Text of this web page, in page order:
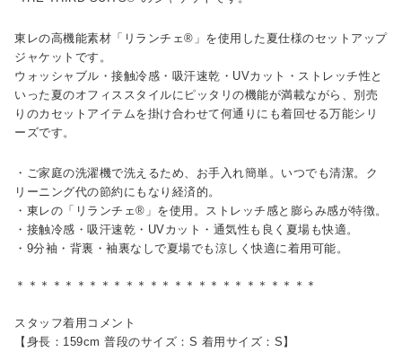
東レの高機能素材「リランチェ®」を使用した夏仕様のセットアップ
ジャケットです。
ウォッシャブル・接触冷感・吸汗速乾・UVカット・ストレッチ性と
いった夏のオフィススタイルにピッタリの機能が満載ながら、別売
りのカセットアイテムを掛け合わせて何通りにも着回せる万能シリ
ーズです。
・ご家庭の洗濯機で洗えるため、お手入れ簡単。いつでも清潔。ク
リーニング代の節約にもなり経済的。
・東レの「リランチェ®」を使用。ストレッチ感と膨らみ感が特徴。
・接触冷感・吸汗速乾・UVカット・通気性も良く夏場も快適。
・9分袖・背裏・袖裏なしで夏場でも涼しく快適に着用可能。
＊＊＊＊＊＊＊＊＊＊＊＊＊＊＊＊＊＊＊＊＊＊＊＊＊
スタッフ着用コメント
【身長：159cm 普段のサイズ：S 着用サイズ：S】